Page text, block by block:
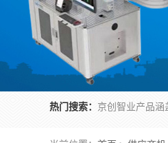
热门搜索：